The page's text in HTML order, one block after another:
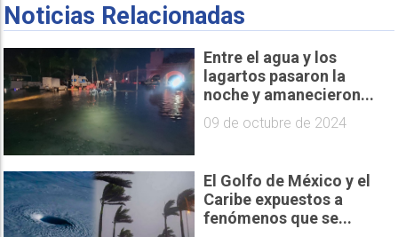
Noticias Relacionadas
Entre el agua y los
lagartos pasaron la
noche y amanecieron...
09 de octubre de 2024
El Golfo de México y el
Caribe expuestos a
fenómenos que se...